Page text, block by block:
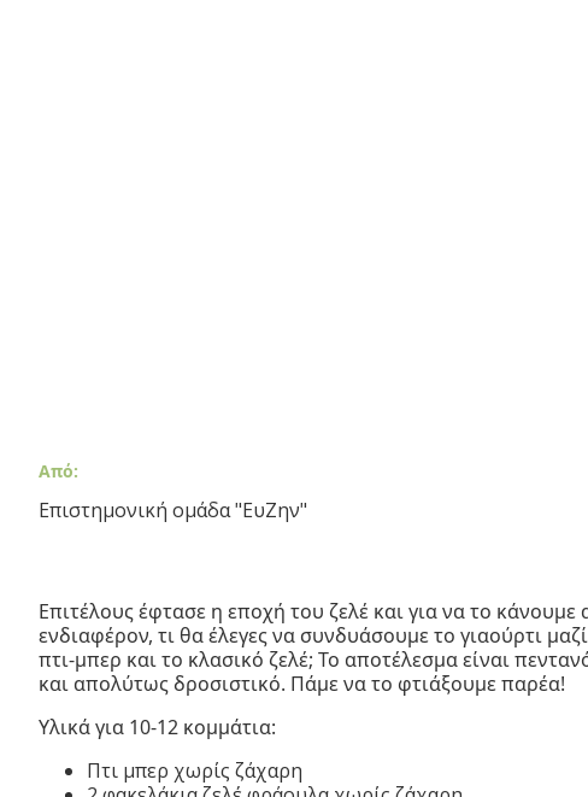
Από:
Επιστημονική ομάδα "ΕυΖην"
Επιτέλους έφτασε η εποχή του ζελέ και για να το κάνουμε
ενδιαφέρον, τι θα έλεγες να συνδυάσουμε το γιαούρτι
πτι-μπερ και το κλασικό ζελέ; Το αποτέλεσμα είναι
και απολύτως δροσιστικό. Πάμε να το φτιάξουμε παρέα!
Υλικά για 10-12 κομμάτια:
Πτι μπερ χωρίς ζάχαρη